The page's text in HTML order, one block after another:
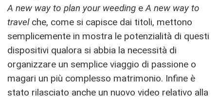
A new way to plan your weeding e A new way to
travel che, come si capisce dai titoli, mettono
semplicemente in mostra le potenzialità di questi
dispositivi qualora si abbia la necessità di
organizzare un semplice viaggio di passione o
magari un più complesso matrimonio. Infine è
stato rilasciato anche un nuovo video relativo alla